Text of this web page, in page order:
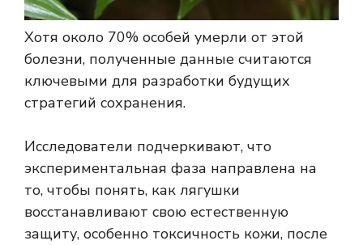
Хотя около 70% особей умерли от этой
болезни, полученные данные считаются
ключевыми для разработки будущих
стратегий сохранения.
Исследователи подчеркивают, что
экспериментальная фаза направлена ​​на
то, чтобы понять, как лягушки
восстанавливают свою естественную
защиту, особенно токсичность кожи, после